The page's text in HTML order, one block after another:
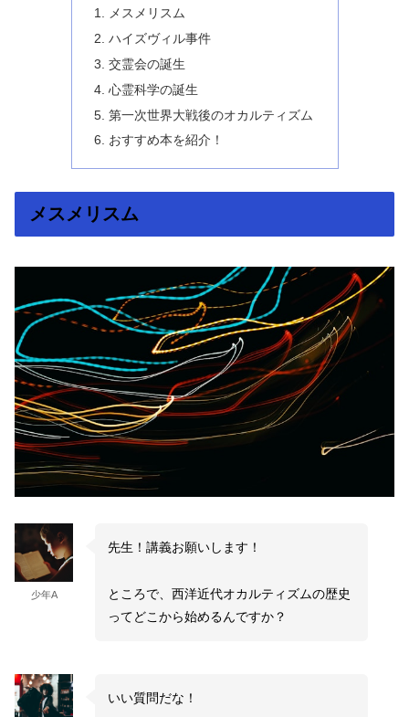
メスメリスム
ハイズヴィル事件
交霊会の誕生
心霊科学の誕生
第一次世界大戦後のオカルティズム
おすすめ本を紹介！
メスメリスム
少年A
先生！講義お願いします！
ところで、西洋近代オカルティズムの歴史
ってどこから始めるんですか？
いい質問だな！